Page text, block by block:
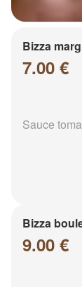
Bizza
7.00 €
Sauce
Bizza
9.00 €